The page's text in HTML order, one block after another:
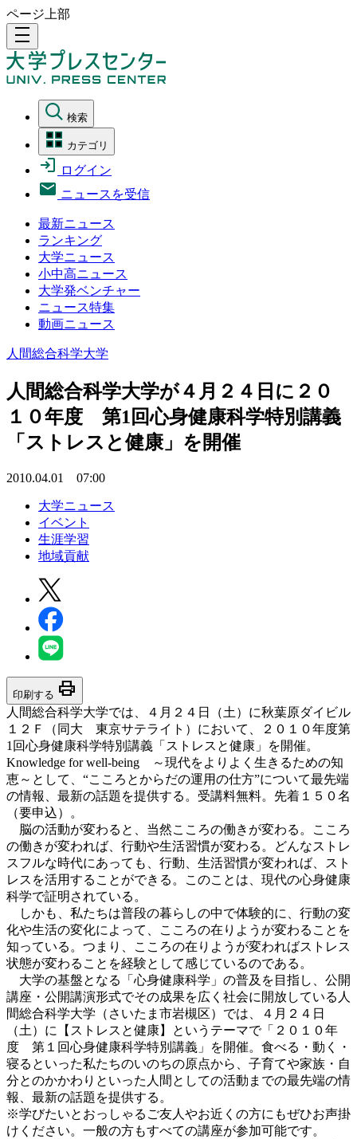
ページ上部
density_medium
検索
カテゴリ
ログイン
ニュースを受信
最新ニュース
ランキング
大学ニュース
小中高ニュース
大学発ベンチャー
ニュース特集
動画ニュース
人間総合科学大学
人間総合科学大学が４月２４日に２０
１０年度 第1回心身健康科学特別講義
「ストレスと健康」を開催
2010.04.01 07:00
大学ニュース
イベント
生涯学習
地域貢献
印刷する print
人間総合科学大学では、４月２４日（土）に秋葉原ダイビル
１２Ｆ（同大 東京サテライト）において、２０１０年度第
1回心身健康科学特別講義「ストレスと健康」を開催。
Knowledge for well-being ～現代をよりよく生きるための知
恵～として、“こころとからだの運用の仕方”について最先端
の情報、最新の話題を提供する。受講料無料。先着１５０名
（要申込）。
脳の活動が変わると、当然こころの働きが変わる。こころ
の働きが変われば、行動や生活習慣が変わる。どんなストレ
スフルな時代にあっても、行動、生活習慣が変われば、スト
レスを活用することができる。このことは、現代の心身健康
科学で証明されている。
しかも、私たちは普段の暮らしの中で体験的に、行動の変
化や生活の変化によって、こころの在りようが変わることを
知っている。つまり、こころの在りようが変わればストレス
状態が変わることを経験として感じているのである。
大学の基盤となる「心身健康科学」の普及を目指し、公開
講座・公開講演形式でその成果を広く社会に開放している人
間総合科学大学（さいたま市岩槻区）では、４月２４日
（土）に【ストレスと健康】というテーマで「２０１０年
度 第１回心身健康科学特別講義」を開催。食べる・動く・
寝るといった私たちのいのちの原点から、子育てや家族・自
分とのかかわりといった人間としての活動までの最先端の情
報、最新の話題を提供する。
※学びたいとおっしゃるご友人やお近くの方にもぜひお声掛
けください。一般の方もすべての講座が参加可能です。